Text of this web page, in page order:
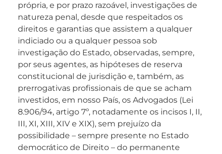
própria, e por prazo razoável, investigações de
natureza penal, desde que respeitados os
direitos e garantias que assistem a qualquer
indiciado ou a qualquer pessoa sob
investigação do Estado, observadas, sempre,
por seus agentes, as hipóteses de reserva
constitucional de jurisdição e, também, as
prerrogativas profissionais de que se acham
investidos, em nosso País, os Advogados (Lei
8.906/94, artigo 7º, notadamente os incisos I, II,
III, XI, XIII, XIV e XIX), sem prejuízo da
possibilidade – sempre presente no Estado
democrático de Direito – do permanente